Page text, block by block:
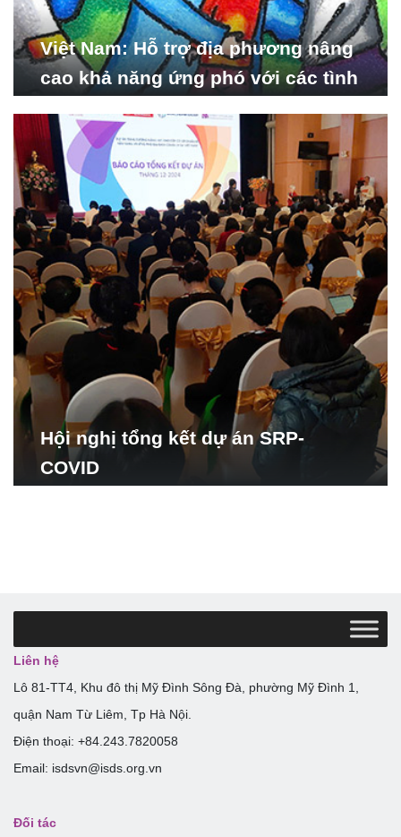
Việt Nam: Hỗ trợ địa phương nâng
cao khả năng ứng phó với các tình
Hội nghị tổng kết dự án SRP-
COVID
Liên hệ
Lô 81-TT4, Khu đô thị Mỹ Đình Sông Đà, phường Mỹ Đình 1,
quận Nam Từ Liêm, Tp Hà Nội.
Điện thoại: +84.243.7820058
Email: isdsvn@isds.org.vn
Đối tác